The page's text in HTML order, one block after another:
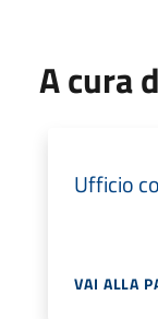
A cura
Ufficio
VAI ALLA